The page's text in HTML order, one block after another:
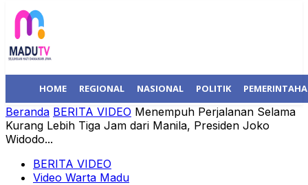
HOME REGIONAL NASIONAL POLITIK
Beranda BERITA VIDEO Menempuh Perjalanan Selama
Kurang Lebih Tiga Jam dari Manila, Presiden Joko
Widodo...
BERITA VIDEO
Video Warta Madu